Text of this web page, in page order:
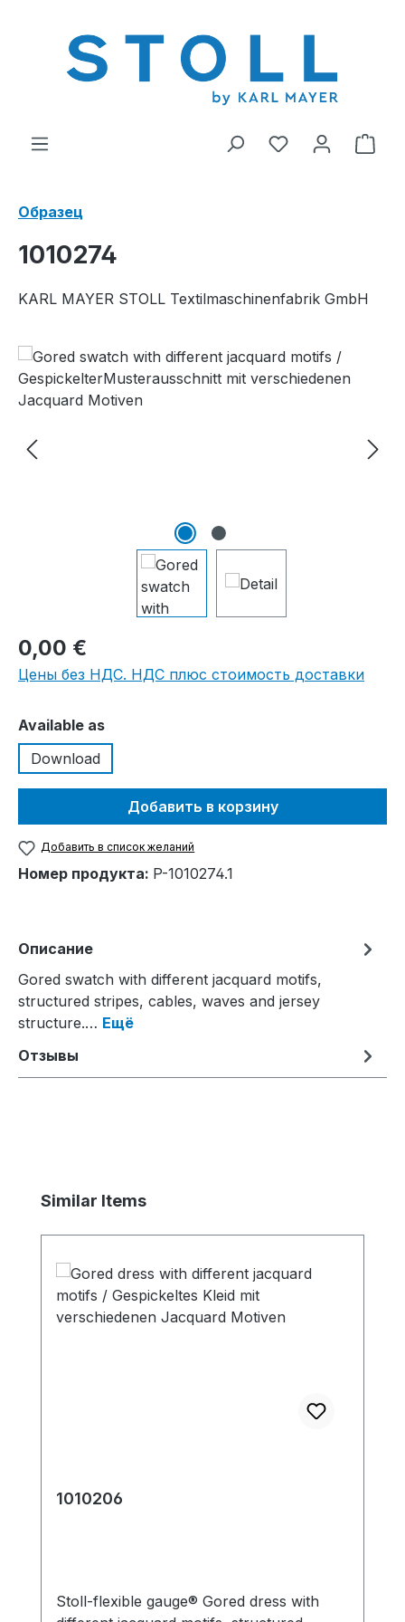
У вас есть В
Образец
1010274
KARL MAYER STOLL Textilmaschinenfabrik GmbH
Пропустить галерею изображений
0,00 €
Цены без НДС. НДС плюс стоимость доставки
Выберите
Available as
Download
Добавить в корзину
Добавить в список желаний
Номер продукта: P-1010274.1
Описание
Gored swatch with different jacquard motifs,
structured stripes, cables, waves and jersey
structure.… Ещё
Отзывы
Пропустить галерею продуктов
Similar Items
1010206
Stoll-flexible gauge® Gored dress with